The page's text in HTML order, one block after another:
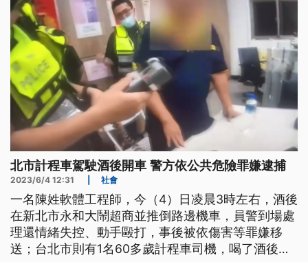
北市計程車駕駛酒後開車 警方依公共危險罪嫌逮捕
2023/6/4 12:31 社會
一名陳姓軟體工程師，今（4）日凌晨3時左右，酒後
在新北市永和大鬧超商並推倒路邊機車，員警到場處
理還情緒失控、動手毆打，事後被依傷害等罪嫌移
送；台北市則有1名60多歲計程車司機，喝了酒後還